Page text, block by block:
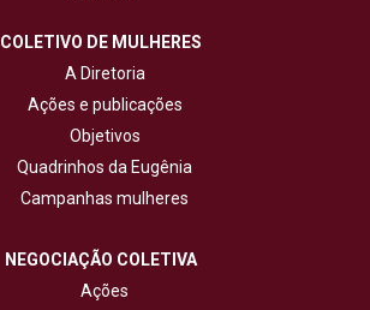
COLETIVO DE MULHERES
A Diretoria
Ações e publicações
Objetivos
Quadrinhos da Eugênia
Campanhas mulheres
NEGOCIAÇÃO COLETIVA
Ações